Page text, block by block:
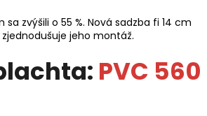
zvýšili o 55 %. Nová sadzba fi 14 cm
jeho montáž.
PVC 560